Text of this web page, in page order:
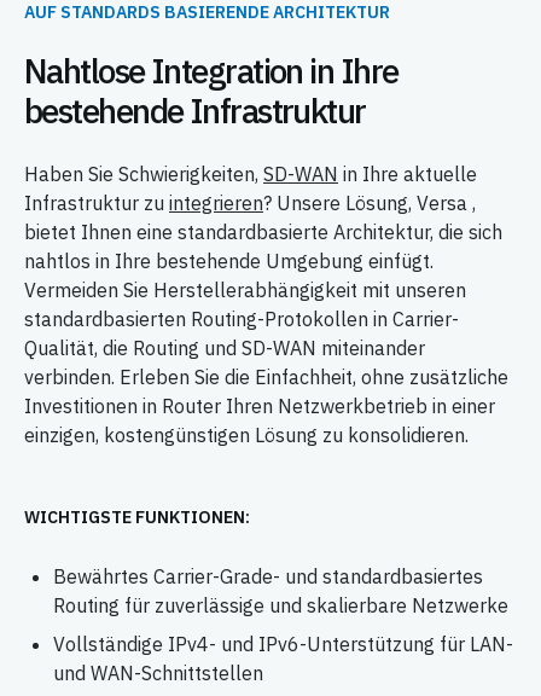
AUF STANDARDS BASIERENDE ARCHITEKTUR
Nahtlose Integration in Ihre
bestehende Infrastruktur
Haben Sie Schwierigkeiten, SD-WAN in Ihre aktuelle
Infrastruktur zu integrieren? Unsere Lösung, Versa ,
bietet Ihnen eine standardbasierte Architektur, die sich
nahtlos in Ihre bestehende Umgebung einfügt.
Vermeiden Sie Herstellerabhängigkeit mit unseren
standardbasierten Routing-Protokollen in Carrier-
Qualität, die Routing und SD-WAN miteinander
verbinden. Erleben Sie die Einfachheit, ohne zusätzliche
Investitionen in Router Ihren Netzwerkbetrieb in einer
einzigen, kostengünstigen Lösung zu konsolidieren.
WICHTIGSTE FUNKTIONEN:
Bewährtes Carrier-Grade- und standardbasiertes
Routing für zuverlässige und skalierbare Netzwerke
Vollständige IPv4- und IPv6-Unterstützung für LAN-
und WAN-Schnittstellen